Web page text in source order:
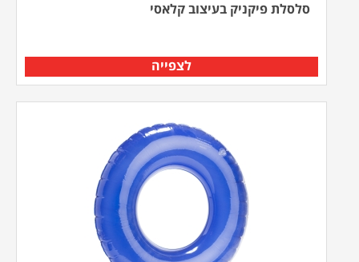
סלסלת פיקניק בעיצוב קלאסי
לצפייה